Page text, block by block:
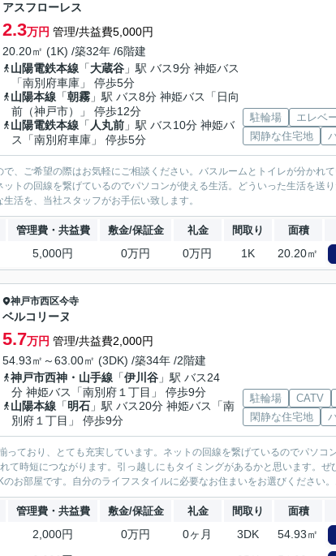
アスフローレス
2.3万円 管理/共益費5,000円
20.20㎡ (1K) /築32年 /6階建
山陽電鉄本線 「大蔵谷 」駅 バス9分 神姫バス
「南別府車庫」 停歩5分
山陽本線 「朝霧 」駅 バス8分 神姫バス「日向
前（神戸市）」 停歩12分
山陽電鉄本線 「 人丸前 」駅 バス10分 神姫バ
ス「南別府車庫」 停歩5分
駐輪場 エレベ
閑静な住宅地
、ご希望の際はお気軽にご相談ください。バスルームとトイレが分かれ
トの回線を繋げているのでパソコンが使える生活。どういった生活を送
活を、当社スタッフがお手伝い致します。
管理費・共益費 敷金/保証金 礼金 間取り 面積
5,000円 0万円 0万円 1K 20.20㎡
神戸市西区今寺
ベルコリーヌ
5.7万円 管理/共益費2,000円
54.93㎡～63.00㎡ (3DK) /築34年 /2階建
神戸市西神・山手線 「伊川谷 」駅 バス24
分 神姫バス「南別府１丁目」 停歩9分
山陽本線 「明石 」駅 バス20分 神姫バス「南
別府１丁目」 停歩9分
駐輪場 CATV
閑静な住宅地
っており、とても充実しています。ネットの回線を繋げているのでパソコ
て時短につながります。引っ越しにもタイミングがあるかと思います。
お部屋です。自分のライフスタイルに必要なお住まいをお選びください
管理費・共益費 敷金/保証金 礼金 間取り 面積
2,000円 0万円 0ヶ月 3DK 54.93㎡